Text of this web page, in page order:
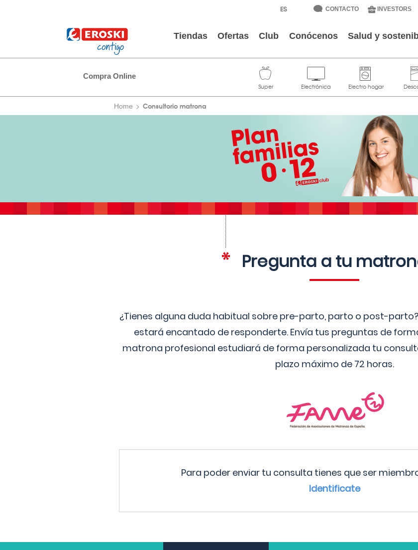
CONTACTO INVESTORS
Tiendas Ofertas Club Conócenos Salud y
Compra Online
Home Consultorio matrona
Pregunta a tu
¿Tienes alguna duda habitual sobre pre-parto, parto o post-
estará encantado de responderte. Envía tus preguntas de
matrona profesional estudiará de forma personalizada tu
plazo máximo de 72 horas.
Para poder enviar tu consulta tienes que ser miembro
Identificate